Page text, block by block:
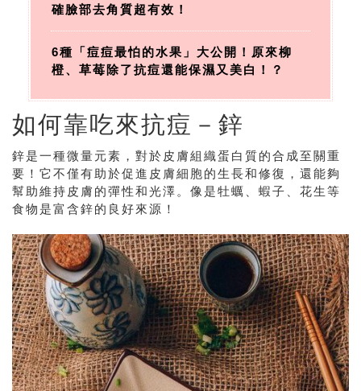
確臉部去角質超有效！
6種「痘痘最怕的水果」大公開！原來柳
橙、草莓除了抗痘還能保濕又美白！？
如何靠吃來抗痘－鋅
鋅是一種微量元素，對於皮膚組織蛋白質的合成至關重
要！它不僅有助於促進皮膚細胞的生長和修復，還能夠
幫助維持皮膚的彈性和光澤。像是牡蠣、蝦子、花生等
食物是富含鋅的良好來源！